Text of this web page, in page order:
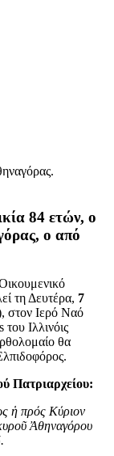
84 ετών, ο
ο από
τη Δευτέρα, 7
στον Ιερό Ναό
Ιλλινόις
θα
Πατριαρχείου:
ἡ πρός Κύριον
Ἀθηναγόρου